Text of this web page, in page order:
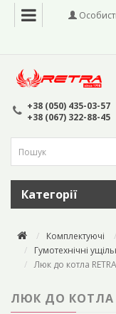
+38 (050) 435-03-57
+38 (067) 322-88-45
Категорії
Комплектуючі
Гумотехнічні
Люк до котла
ЛЮК ДО КОТЛА